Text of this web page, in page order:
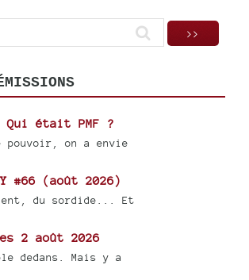
Qui était PMF ?
pouvoir, on a envie
#66 (août 2026)
du sordide... Et
2 août 2026
dedans. Mais y a